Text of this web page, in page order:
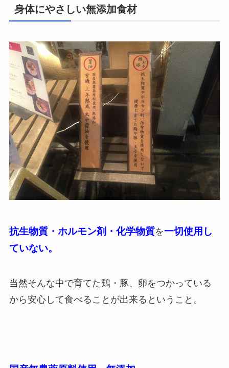
身体にやさしい無添加食材
抗生物質・ホルモン剤・化学物質を一切使用し
ていない。
当然そんな中で育てた鶏・豚、卵をつかっている
から安心して食べることが出来るということ。